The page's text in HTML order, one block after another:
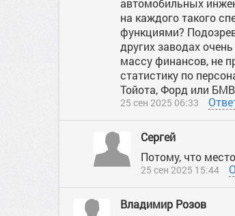
автомобильных
на каждого такого
функциями?
других заводах
массу финансов, не
статистику по
Тойота, Форд или
25 сен 2025 06:33
Сергей
Потому, что
25 сен 2025 15:44
Владимир Розов